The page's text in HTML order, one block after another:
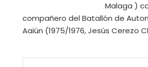
Malaga )
compañero del Batallón de
Aaiún (1975/1976, Jesús Cerezo